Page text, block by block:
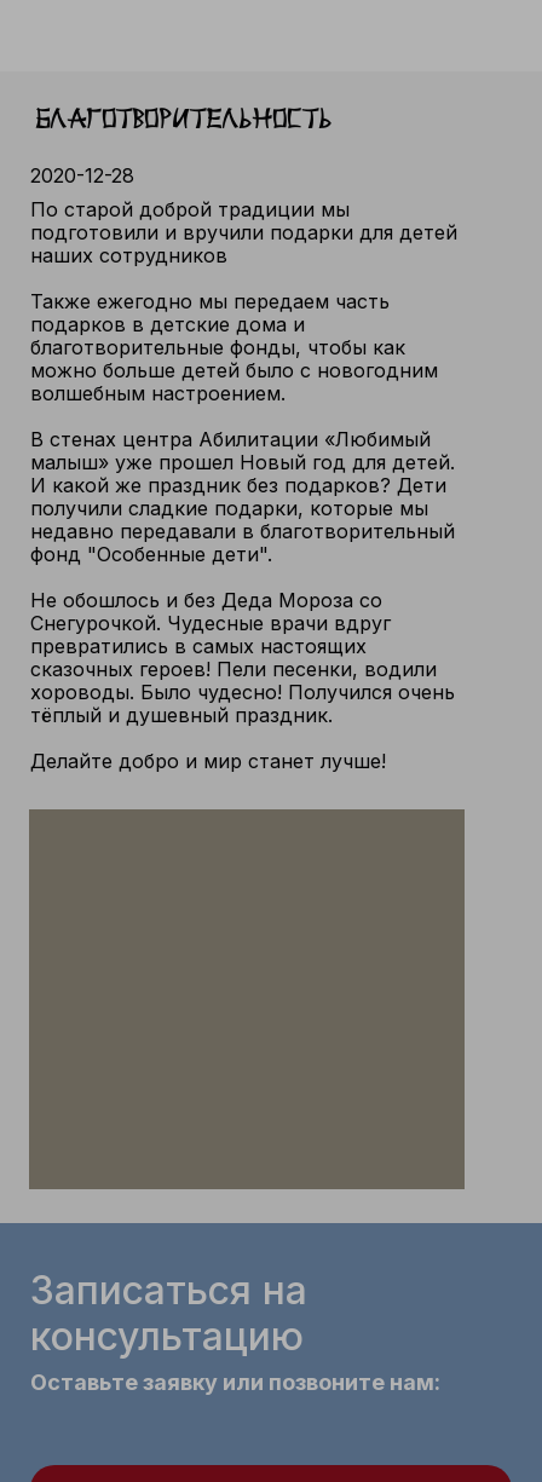
2020-12-28
По старой доброй традиции мы
подготовили и вручили подарки для детей
наших сотрудников
Также ежегодно мы передаем часть
подарков в детские дома и
благотворительные фонды, чтобы как
можно больше детей было с новогодним
волшебным настроением.
В стенах центра Абилитации «Любимый
малыш» уже прошел Новый год для детей.
И какой же праздник без подарков? Дети
получили сладкие подарки, которые мы
недавно передавали в благотворительный
фонд "Особенные дети".
Не обошлось и без Деда Мороза со
Снегурочкой. Чудесные врачи вдруг
превратились в самых настоящих
сказочных героев! Пели песенки, водили
хороводы. Было чудесно! Получился очень
тёплый и душевный праздник.
Делайте добро и мир станет лучше!
Благотворительность
Записаться на
консультацию
Оставьте заявку или позвоните нам: